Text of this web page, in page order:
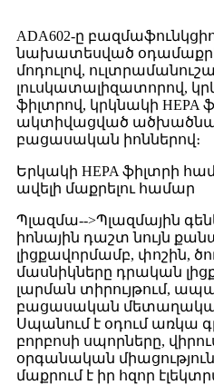
ADA602-ը
նախատեսված
մոդուլով,
լուսկատալիզատորով,
ֆիլտրով, կրկնակի HEPA
ակտիվացված
բացասական իոններով։
Երկակի HEPA ֆիլտրի
ավելի մաքրելու համար
Պլազմա-->Պլազմային
իոնային դաշտ նույն
լիցքավորմամբ, փոշին,
մասնիկները դրական
լարման տիրույթում,
բացասական մետաղական
Սպանում է օդում առկա
բորբոսի սպորները,
օրգանական
մաքրում է իր հզոր